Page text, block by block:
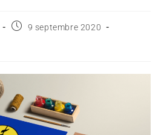
9 septembre 2020